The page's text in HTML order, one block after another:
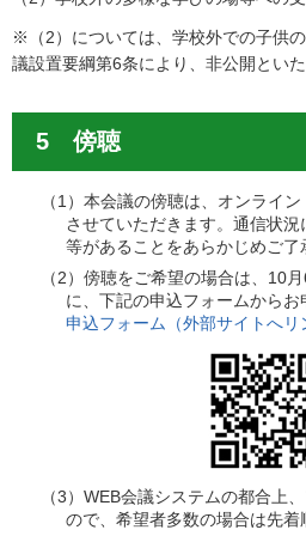
※（2）については、学校外での子供
議設置要綱第6条により、非公開といた
5 傍聴
（1）本会議の傍聴は、オンライ
させていただきます。通信状
等があることをあらかじめご了
（2）傍聴をご希望の場合は、10
に、下記の申込フォームからお
申込フォーム（外部サイトへリ
（3）WEB会議システムの都合上
ので、希望者多数の場合は先着